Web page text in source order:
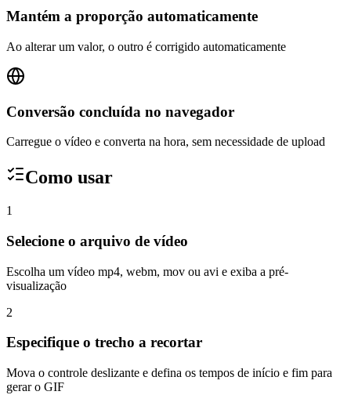
Mantém a proporção automaticamente
Ao alterar um valor, o outro é corrigido automaticamente
Conversão concluída no navegador
Carregue o vídeo e converta na hora, sem necessidade de upload
Como usar
1
Selecione o arquivo de vídeo
Escolha um vídeo mp4, webm, mov ou avi e exiba a pré-
visualização
2
Especifique o trecho a recortar
Mova o controle deslizante e defina os tempos de início e fim para
gerar o GIF